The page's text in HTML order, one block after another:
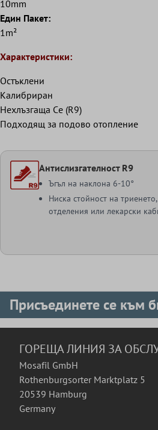
10mm
Eдин Пакет:
1m²
Характеристики:
Остъклени
Kалибриран
Нехлъзгаща Cе (R9)
Подходящ за подово отопление
Антислизгателност R9
Ъгъл на наклона 6-10°
Ниска стойност на
отделения или лекарски
Присъединете се към
ГОРЕЩА ЛИНИЯ ЗА
Mosafil GmbH
Rothenburgsorter Marktplatz 5
20539 Hamburg
Germany